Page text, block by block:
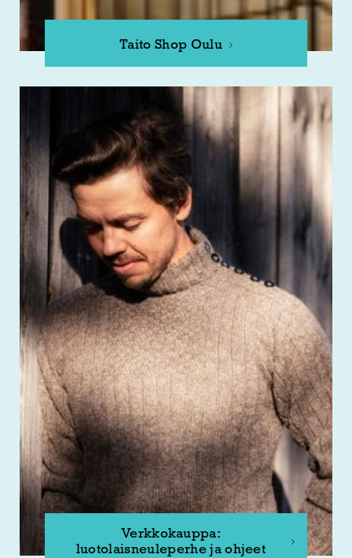
Taito Shop Oulu
Verkkokauppa:
luotolaisneuleperhe ja ohjeet